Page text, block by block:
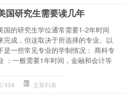
国研究生需要读几年
国的研究生学位通常需要1-2年时间
完成，但这取决于所选择的专业。以
是一些常见专业的学制情况： 商科专
：一般需要1年时间，金融和会计等
434 文章列表